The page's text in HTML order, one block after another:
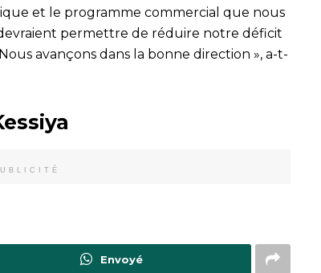
et le programme commercial que nous
permettre de réduire notre déficit
avançons dans la bonne direction », a-t-
Envoyé